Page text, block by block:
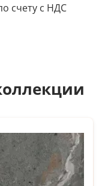
счету с НДС